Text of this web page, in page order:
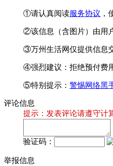
①请认真阅读服务协议 ，
②该信息（含图片）由用
③万州生活网仅提供信息
④强烈建议：拒绝预付费
⑤特别提示： 警惕网络黑
评论信息
提示：发表评论请遵守计
验证码：
举报信息